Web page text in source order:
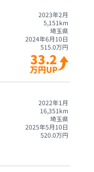
2023年2月
5,151 km
埼玉県
2024年6月10日
515.0万円
33.2
万円UP
2022年1月
16,351 km
埼玉県
2025年5月10日
520.0万円